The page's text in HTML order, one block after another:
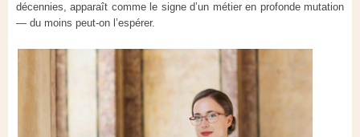
décennies, apparaît comme le signe d’un métier en profonde mutation
— du moins peut-on l’espérer.